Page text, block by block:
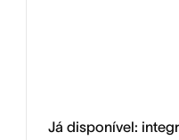
Já disponível: